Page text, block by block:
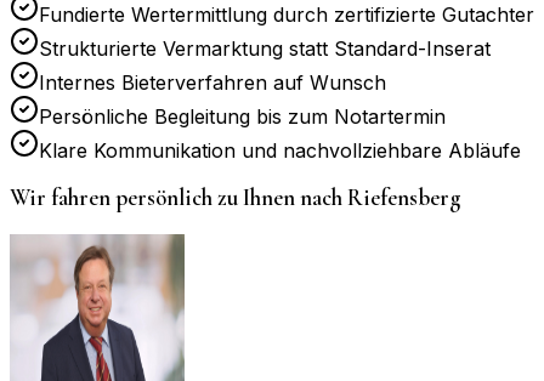
Fundierte Wertermittlung durch zertifizierte Gutachter
Strukturierte Vermarktung statt Standard-Inserat
Internes Bieterverfahren auf Wunsch
Persönliche Begleitung bis zum Notartermin
Klare Kommunikation und nachvollziehbare Abläufe
Wir fahren persönlich zu Ihnen nachRiefensberg